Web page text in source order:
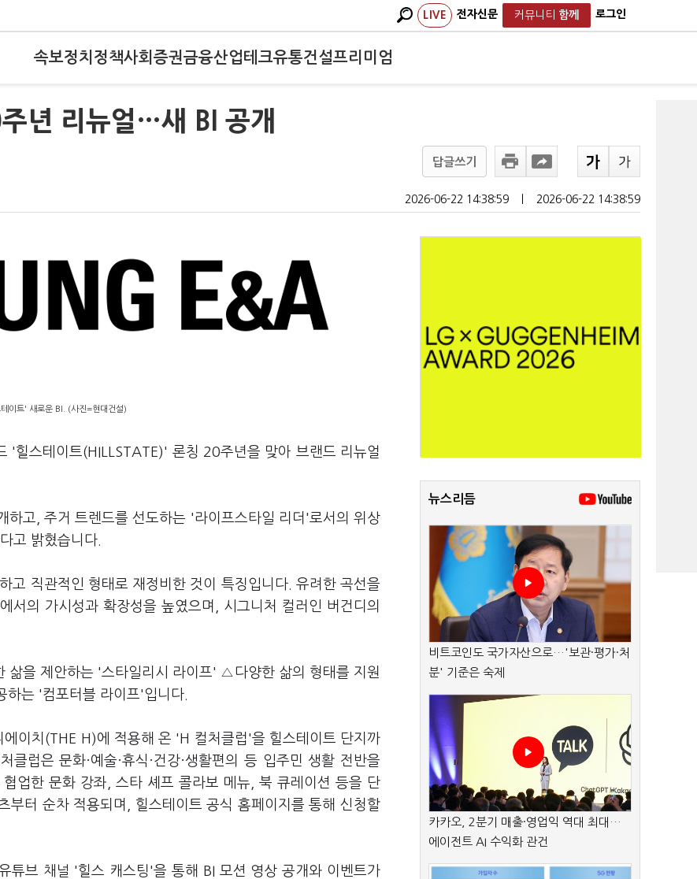
LIVE 전자신문 커뮤니티 함께 로그인
속보정치 정책사회 증권금융산업테크유통건설프리미엄
년 리뉴얼…새 BI 공개
답글쓰기
2026-06-22 14:38:59 2026-06-22 14:38:59
이트' 새로운 BI. (사진=현대건설)
'힐스테이트(HILLSTATE)' 론칭 20주년을 맞아 브랜드 리뉴얼
고, 주거 트렌드를 선도하는 '라이프스타일 리더'로서의 위상
고 밝혔습니다.
고 직관적인 형태로 재정비한 것이 특징입니다. 유려한 곡선을
서의 가시성과 확장성을 높였으며, 시그니처 컬러인 버건디의
을 제안하는 '스타일리시 라이프' △다양한 삶의 형태를 지원
는 '컴포터블 라이프'입니다.
이치(THE H)에 적용해 온 'H 컬처클럽'을 힐스테이트 단지까
럽은 문화·예술·휴식·건강·생활편의 등 입주민 생활 전반을
업한 문화 강좌, 스타 셰프 콜라보 메뉴, 북 큐레이션 등을 단
부터 순차 적용되며, 힐스테이트 공식 홈페이지를 통해 신청할
튜브 채널 '힐스 캐스팅'을 통해 BI 모션 영상 공개와 이벤트가
뉴스리듬
비트코인도 국가자산으로…'보관·평가·처
분' 기준은 숙제
카카오, 2분기 매출·영업익 역대 최대…
에이전트 AI 수익화 관건